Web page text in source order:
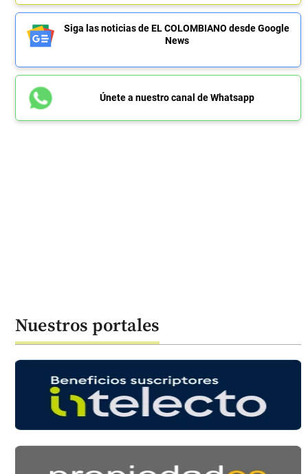
Siga las noticias de EL COLOMBIANO desde Google
News
Únete a nuestro canal de Whatsapp
Nuestros portales